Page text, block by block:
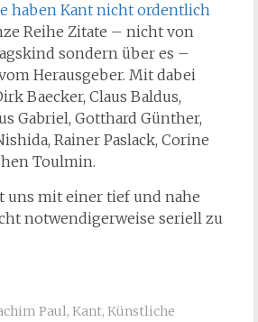
haben Kant nicht ordentlich
Reihe Zitate – nicht von
sondern über es –
Herausgeber. Mit dabei
Baecker, Claus Baldus,
Gabriel, Gotthard Günther,
Rainer Paslack, Corine
Toulmin.
uns mit einer tief und nahe
notwendigerweise seriell zu
Paul, Kant, Künstliche